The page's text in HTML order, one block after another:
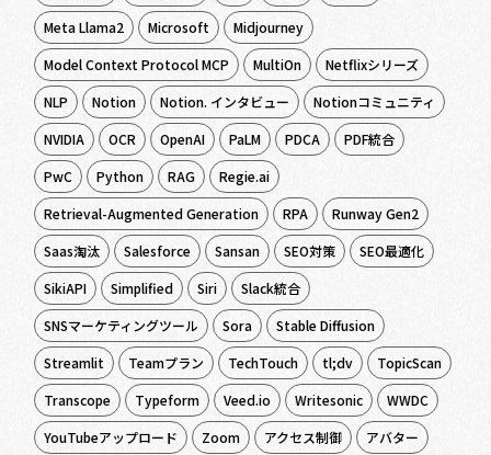
Meta Llama2
Microsoft
Midjourney
Model Context Protocol MCP
MultiOn
Netflixシリーズ
NLP
Notion Notion. インタビュー
Notionコミュニティ
NVIDIA
OCR OpenAI PaLM PDCA
PDF統合
PwC
Python RAG
Regie.ai
Retrieval-Augmented Generation
RPA
Runway Gen2
Saas淘汰
Salesforce Sansan SEO対策
SEO最適化
SikiAPI
Simplified Siri
Slack統合
SNSマーケティングツール
Sora
Stable Diffusion
Streamlit
Teamプラン TechTouch tl;dv
TopicScan
Transcope
Typeform Veed.io Writesonic
WWDC
YouTubeアップロード
Zoom アクセス制御
アバター